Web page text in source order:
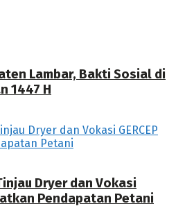
Lambar, Bakti Sosial di
1447 H
Dryer dan Vokasi
Pendapatan Petani